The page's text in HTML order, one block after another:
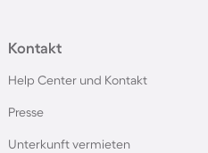
Kontakt
Help Center und Kontakt
Presse
Unterkunft vermieten